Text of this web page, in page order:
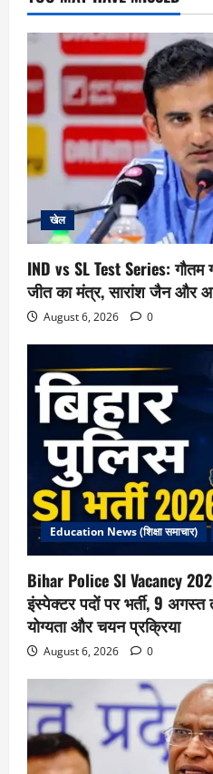
खेल
IND vs SL Test Series: गौतम
जीत का मंत्र, सारांश जैन और
August 6, 2026 0
Education News (शिक्षा समाचार)
Bihar Police SI Vacancy
इंस्पेक्टर पदों पर भर्ती, 9
योग्यता और चयन प्रक्रिया
August 6, 2026 0